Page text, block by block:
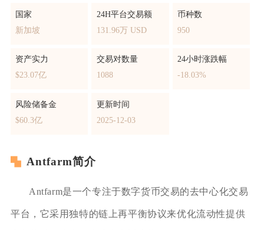
国家
新加坡
24H平台交易额
131.96万 USD
币种数
950
资产实力
$23.07亿
交易对数量
1088
24小时涨跌幅
-18.03%
风险储备金
$60.3亿
更新时间
2025-12-03
Antfarm简介
Antfarm是一个专注于数字货币交易的去中心化交易
平台，它采用独特的链上再平衡协议来优化流动性提供